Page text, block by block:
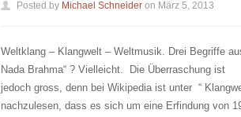
Posted by Michael Schneider on März 5, 2013
Weltklang – Klangwelt – Weltmusik. Drei Begriffe
Nada Brahma“ ? Vielleicht. Die Überraschung ist
jedoch gross, denn bei Wikipedia ist unter “
nachzulesen, dass es sich um eine Erfindung von